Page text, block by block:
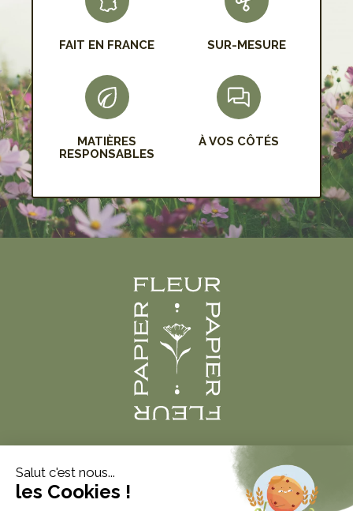
FAIT EN FRANCE SUR-MESURE
MATIÈRES
RESPONSABLES
À VOS CÔTÉS
Produits